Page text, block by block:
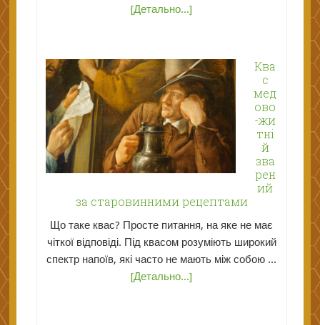
[Детально...]
Ква
с
мед
ово
-жи
тні
й
зва
рен
ий
за старовинними рецептами
Що таке квас? Просте питання, на яке не має
чіткої відповіді. Під квасом розуміють широкий
спектр напоїв, які часто не мають між собою ...
[Детально...]